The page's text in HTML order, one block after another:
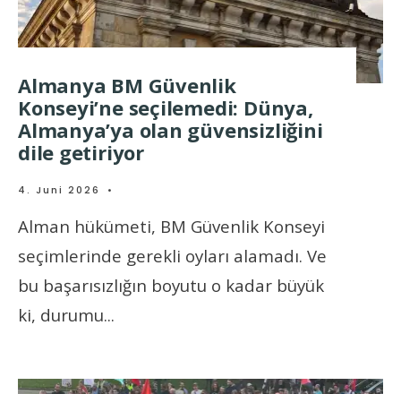
Almanya BM Güvenlik
Konseyi’ne seçilemedi: Dünya,
Almanya’ya olan güvensizliğini
dile getiriyor
4. Juni 2026 •
Alman hükümeti, BM Güvenlik Konseyi
seçimlerinde gerekli oyları alamadı. Ve
bu başarısızlığın boyutu o kadar büyük
ki, durumu...